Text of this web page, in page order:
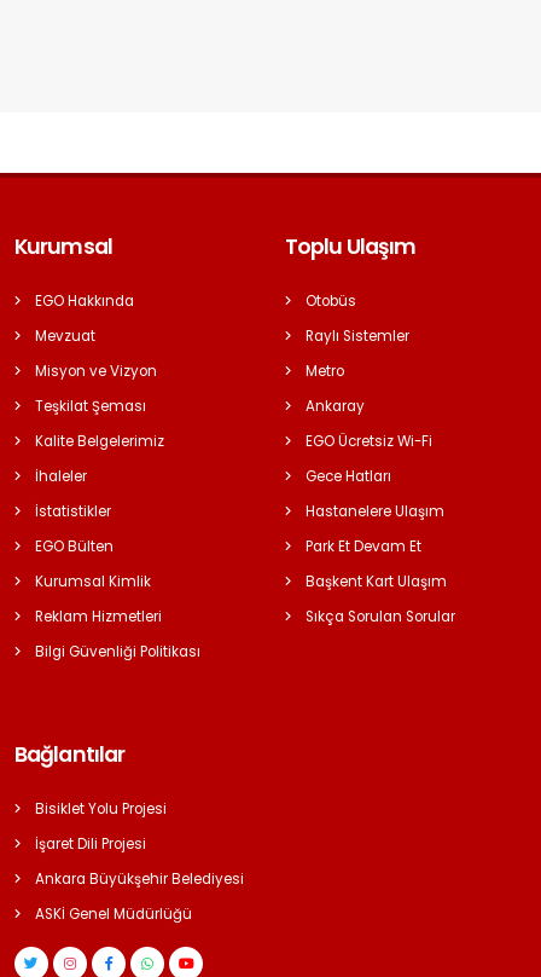
Kurumsal
EGO Hakkında
Mevzuat
Misyon ve Vizyon
Teşkilat Şeması
Kalite Belgelerimiz
İhaleler
İstatistikler
EGO Bülten
Kurumsal Kimlik
Reklam Hizmetleri
Bilgi Güvenliği Politikası
Toplu Ulaşım
Otobüs
Raylı Sistemler
Metro
Ankaray
EGO Ücretsiz Wi-Fi
Gece Hatları
Hastanelere Ulaşım
Park Et Devam Et
Başkent Kart Ulaşım
Sıkça Sorulan Sorular
Bağlantılar
Bisiklet Yolu Projesi
İşaret Dili Projesi
Ankara Büyükşehir Belediyesi
ASKİ Genel Müdürlüğü